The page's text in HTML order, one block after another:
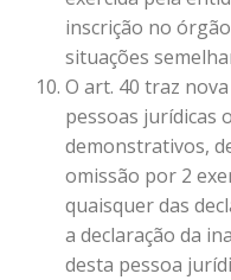
inscrição no
situações
O art. 40 traz
pessoas jurídicas
demonstrativos,
omissão por 2
quaisquer das
a declaração da
desta pessoa